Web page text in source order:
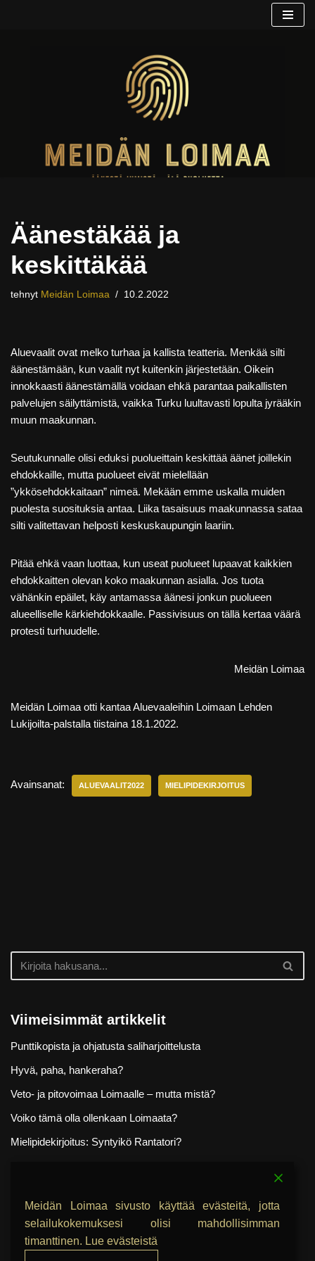
Äänestäkää ja
keskittäkää
tehnyt Meidän Loimaa 10.2.2022
Aluevaalit ovat melko turhaa ja kallista teatteria. Menkää silti
äänestämään, kun vaalit nyt kuitenkin järjestetään. Oikein
innokkaasti äänestämällä voidaan ehkä parantaa paikallisten
palvelujen säilyttämistä, vaikka Turku luultavasti lopulta jyrääkin
muun maakunnan.
Seutukunnalle olisi eduksi puolueittain keskittää äänet joillekin
ehdokkaille, mutta puolueet eivät mielellään
”ykkösehdokkaitaan” nimeä. Mekään emme uskalla muiden
puolesta suosituksia antaa. Liika tasaisuus maakunnassa sataa
silti valitettavan helposti keskuskaupungin laariin.
Pitää ehkä vaan luottaa, kun useat puolueet lupaavat kaikkien
ehdokkaitten olevan koko maakunnan asialla. Jos tuota
vähänkin epäilet, käy antamassa äänesi jonkun puolueen
alueelliselle kärkiehdokkaalle. Passivisuus on tällä kertaa väärä
protesti turhuudelle.
Meidän Loimaa
Meidän Loimaa otti kantaa Aluevaaleihin Loimaan Lehden
Lukijoilta-palstalla tiistaina 18.1.2022.
Avainsanat: ALUEVAALIT2022 MIELIPIDEKIRJOITUS
Viimeisimmät artikkelit
Punttikopista ja ohjatusta saliharjoittelusta
Hyvä, paha, hankeraha?
Veto- ja pitovoimaa Loimaalle – mutta mistä?
Voiko tämä olla ollenkaan Loimaata?
Mielipidekirjoitus: Syntyikö Rantatori?
Meidän Loimaa sivusto käyttää evästeitä, jotta
selailukokemuksesi olisi mahdollisimman
timanttinen. Lue evästeistä